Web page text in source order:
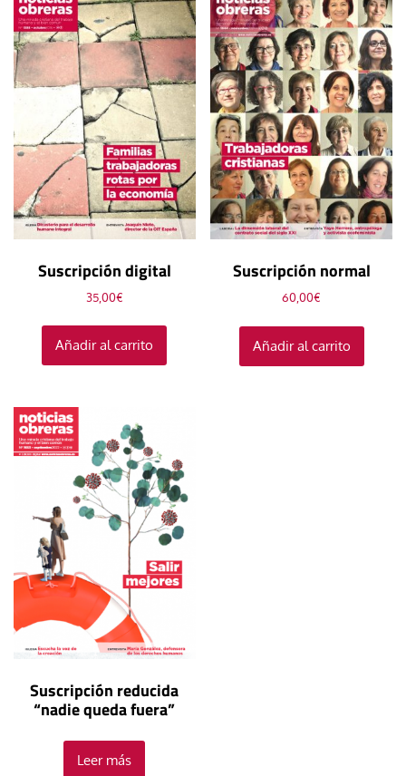
Suscripción digital
35,00€
Añadir al carrito
Suscripción normal
60,00€
Añadir al carrito
Suscripción reducida
“nadie queda fuera”
Leer más